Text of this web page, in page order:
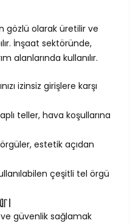
gözlü olarak üretilir ve
İnşaat sektöründe,
alanlarında kullanılır.
izinsiz girişlere karşı
teller, hava koşullarına
estetik açıdan
çeşitli tel örgü
ve güvenlik sağlamak